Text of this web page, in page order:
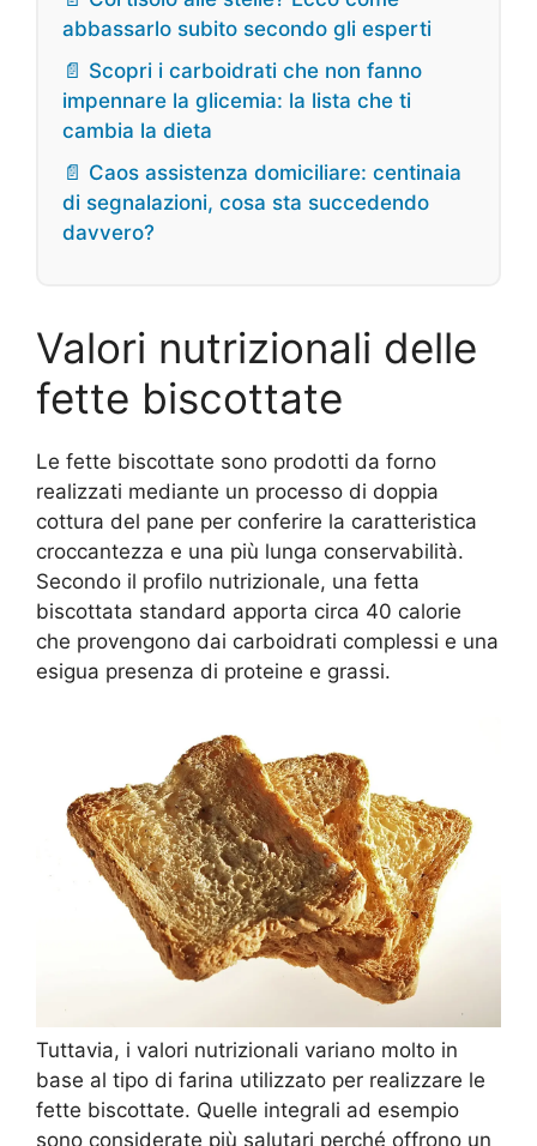
abbassarlo subito secondo gli esperti
📄 Scopri i carboidrati che non fanno
impennare la glicemia: la lista che ti
cambia la dieta
📄 Caos assistenza domiciliare: centinaia
di segnalazioni, cosa sta succedendo
davvero?
Valori nutrizionali delle
fette biscottate
Le fette biscottate sono prodotti da forno
realizzati mediante un processo di doppia
cottura del pane per conferire la caratteristica
croccantezza e una più lunga conservabilità.
Secondo il profilo nutrizionale, una fetta
biscottata standard apporta circa 40 calorie
che provengono dai carboidrati complessi e una
esigua presenza di proteine e grassi.
Tuttavia, i valori nutrizionali variano molto in
base al tipo di farina utilizzato per realizzare le
fette biscottate. Quelle integrali ad esempio
sono considerate più salutari perché offrono un